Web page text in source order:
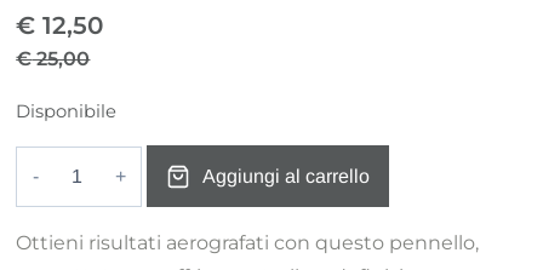
€25,00
prezzo
€ 12,50
prezzo
Disponibile
Aggiungi al carrello
Ottieni risultati aerografati con questo pennello,